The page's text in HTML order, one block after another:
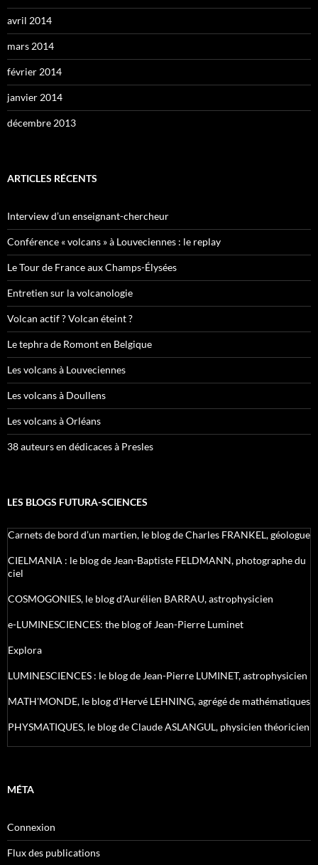
avril 2014
mars 2014
février 2014
janvier 2014
décembre 2013
ARTICLES RÉCENTS
Interview d’un enseignant-chercheur
Conférence « volcans » à Louveciennes : le replay
Le Tour de France aux Champs-Élysées
Entretien sur la volcanologie
Volcan actif ? Volcan éteint ?
Le tephra de Romont en Belgique
Les volcans à Louveciennes
Les volcans à Doullens
Les volcans à Orléans
38 auteurs en dédicaces à Presles
LES BLOGS FUTURA-SCIENCES
Carnets de bord d’un martien, le blog de Charles FRANKEL, géologue
CIELMANIA : le blog de Jean-Baptiste FELDMANN, photographe du
ciel
COSMOGONIES, le blog d'Aurélien BARRAU, astrophysicien
e-LUMINESCIENCES: the blog of Jean-Pierre Luminet
Explora
LUMINESCIENCES : le blog de Jean-Pierre LUMINET, astrophysicien
MATH'MONDE, le blog d'Hervé LEHNING, agrégé de mathématiques
PHYSMATIQUES, le blog de Claude ASLANGUL, physicien théoricien
MÉTA
Connexion
Flux des publications